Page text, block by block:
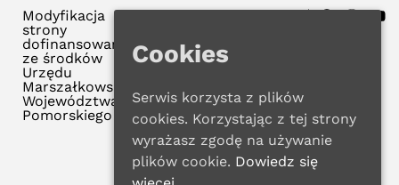
Modyfikacja
strony
dofinansowana
ze środków
Urzędu
Marszałkowskiego
Województwa
Pomorskiego
Cookies
Serwis korzysta z plików
cookies. Korzystając z tej strony
wyrażasz zgodę na używanie
plików cookie. Dowiedz się